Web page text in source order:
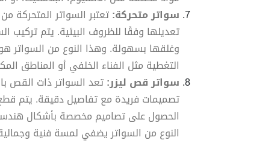
سواتر متحركة:تعتبر السواتر المتحركة
تعديلها وفقًا للظروف البيئية. يتم تركيب
وغلقها بسهولة. وهذا النوع من السواتر
التغطية مثل الفناء الخلفي أو المناطق
سواتر قص ليزر:تعد السواتر ذات القص
تصميمات فريدة مع تفاصيل دقيقة. يتم قطع
الحصول على تصاميم مخصصة بأشكال
النوع من السواتر يضفي لمسة فنية